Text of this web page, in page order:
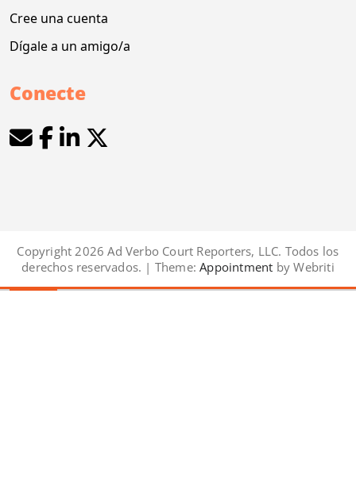
Cree una cuenta
Dígale a un amigo/a
Conecte
Copyright 2026 Ad Verbo Court Reporters, LLC. Todos los
derechos reservados. | Theme: Appointment by Webriti